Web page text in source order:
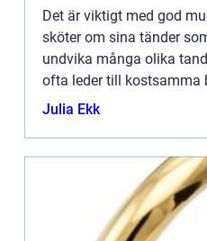
Det är viktigt med god
sköter om sina tänder
undvika många olika
ofta leder till kostsamma
tandläkaren. Men den
Julia Ekk